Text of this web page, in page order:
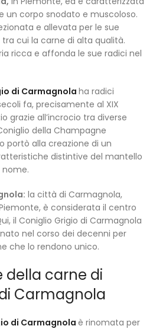
un corpo snodato e muscoloso.
e allevata per le sue
cui la carne di alta qualità.
ricca e affonda le sue radici nel
di Carmagnola ha radici
fa, precisamente al XIX
grazie all’incrocio tra diverse
della Champagne
portò alla creazione di un
distintive del mantello
nome.
la città di Carmagnola,
è considerata il centro
il Coniglio Grigio di Carmagnola
nel corso dei decenni per
che lo rendono unico.
della carne di
Carmagnola
di Carmagnola è rinomata per